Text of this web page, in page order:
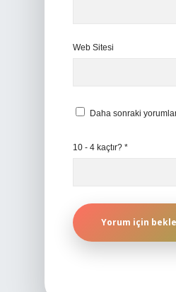
Web Sitesi
Daha sonraki
10 - 4 kaçtır? *